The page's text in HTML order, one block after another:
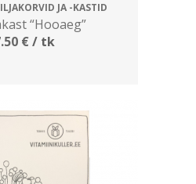
JA -KASTID
“Hooaeg”
€/ tk